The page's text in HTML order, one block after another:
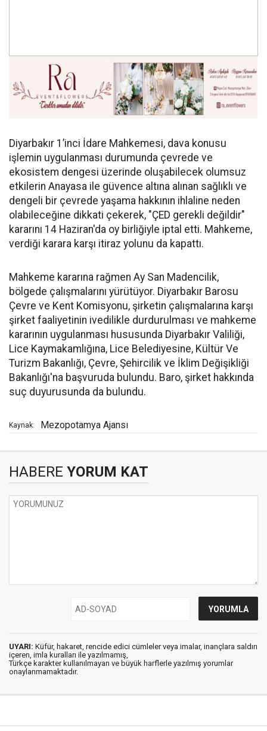
Diyarbakır 1’inci İdare Mahkemesi, dava konusu
işlemin uygulanması durumunda çevrede ve
ekosistem dengesi üzerinde oluşabilecek olumsuz
etkilerin Anayasa ile güvence altına alınan sağlıklı ve
dengeli bir çevrede yaşama hakkının ihlaline neden
olabileceğine dikkati çekerek, "ÇED gerekli değildir"
kararını 14 Haziran'da oy birliğiyle iptal etti. Mahkeme,
verdiği karara karşı itiraz yolunu da kapattı.
Mahkeme kararına rağmen Ay San Madencilik,
bölgede çalışmalarını yürütüyor. Diyarbakır Barosu
Çevre ve Kent Komisyonu, şirketin çalışmalarına karşı
şirket faaliyetinin ivedilikle durdurulması ve mahkeme
kararının uygulanması hususunda Diyarbakır Valiliği,
Lice Kaymakamlığına, Lice Belediyesine, Kültür Ve
Turizm Bakanlığı, Çevre, Şehircilik ve İklim Değişikliği
Bakanlığı'na başvuruda bulundu. Baro, şirket hakkında
suç duyurusunda da bulundu.
Kaynak: Mezopotamya Ajansı
HABERE YORUM KAT
UYARI: Küfür, hakaret, rencide edici cümleler veya imalar, inançlara saldırı
içeren, imla kuralları ile yazılmamış,
Türkçe karakter kullanılmayan ve büyük harflerle yazılmış yorumlar
onaylanmamaktadır.